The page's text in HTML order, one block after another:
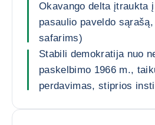
Okavango delta įtraukta
pasaulio paveldo
safarims)
Stabili demokratija nuo
paskelbimo 1966 m.,
perdavimas, stiprios